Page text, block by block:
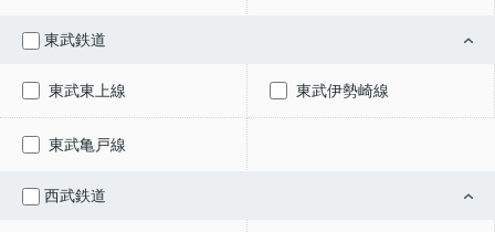
東武鉄道
東武東上線 東武伊勢崎線
東武亀戸線
西武鉄道